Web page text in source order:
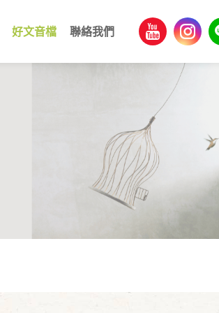
好文音檔 聯絡我們